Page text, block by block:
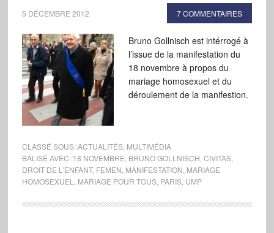
5 DÉCEMBRE 2012 7 COMMENTAIRES
Bruno Gollnisch est intérrogé à
l’issue de la manifestation du
18 novembre à propos du
mariage homosexuel et du
déroulement de la manifestion.
CLASSÉ SOUS :ACTUALITÉS, MULTIMÉDIA
BALISÉ AVEC :18 NOVEMBRE BRUNO GOLLNISCH CIVITAS,
DROIT DE L'ENFANT, FEMEN MANIFESTATION MARIAGE
HOMOSEXUEL
MARIAGE POUR TOUS, PARIS, UMP